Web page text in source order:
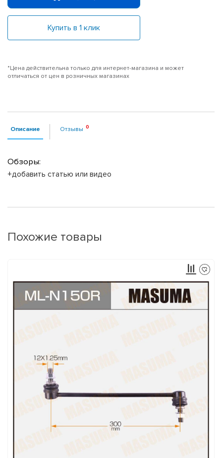
Купить в 1 клик
*Цена действительна только для интернет-магазина и может
отличаться от цен в розничных магазинах
Описание Отзывы
Обзоры:
+добавить статью или видео
Похожие товары